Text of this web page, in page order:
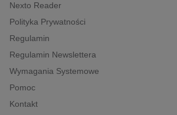
polityka, społeczno-informacyjne
psychologiczne
inne
popularno-naukowe
historia
Nexto Reader
Polityka Prywatności
Regulamin
Regulamin Newslettera
Wymagania Systemowe
Pomoc
Kontakt